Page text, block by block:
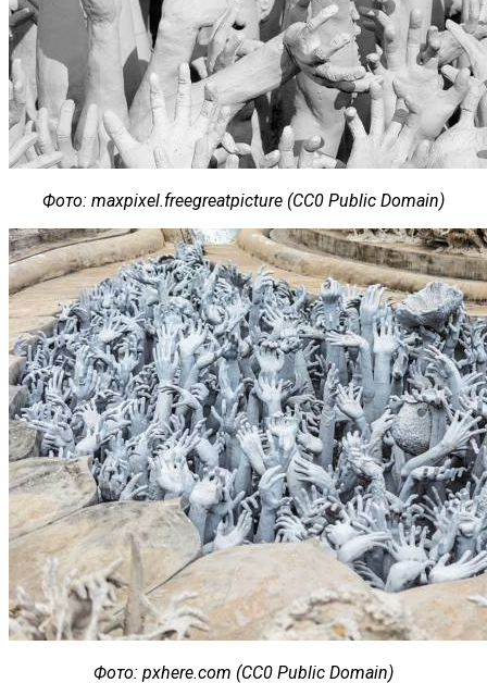
Фото: maxpixel.freegreatpicture (CC0 Public Domain)
Фото: pxhere.com (CC0 Public Domain)